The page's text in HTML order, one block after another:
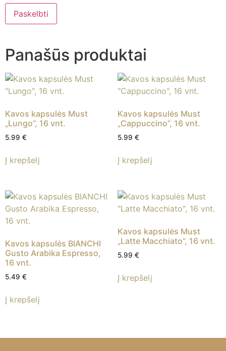
Panašūs produktai
Kavos kapsulės Must
„Lungo”, 16 vnt.
5.99 €
Į krepšelį
Kavos kapsulės Must
„Cappuccino”, 16 vnt.
5.99 €
Į krepšelį
Kavos kapsulės BIANCHI
Gusto Arabika Espresso,
16 vnt.
5.49 €
Į krepšelį
Kavos kapsulės Must
„Latte Macchiato”, 16 vnt.
5.99 €
Į krepšelį